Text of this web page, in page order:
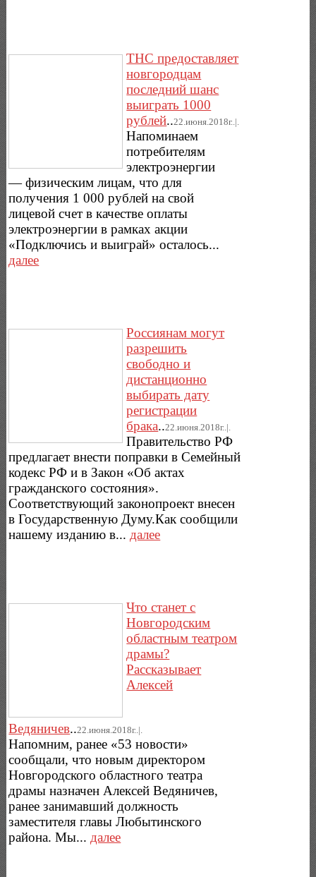
ТНС предоставляет
новгородцам
последний шанс
выиграть 1000
рублей..22.июня.2018г..|.
Напоминаем
потребителям
электроэнергии
— физическим лицам, что для
получения 1 000 рублей на свой
лицевой счет в качестве оплаты
электроэнергии в рамках акции
«Подключись и выиграй» осталось...
далее
Россиянам могут
разрешить
свободно и
дистанционно
выбирать дату
регистрации
брака..22.июня.2018г..|.
Правительство РФ
предлагает внести поправки в Семейный
кодекс РФ и в Закон «Об актах
гражданского состояния».
Соответствующий законопроект внесен
в Государственную Думу.Как сообщили
нашему изданию в... далее
Что станет с
Новгородским
областным театром
драмы?
Рассказывает
Алексей
Ведяничев..22.июня.2018г..|.
Напомним, ранее «53 новости»
сообщали, что новым директором
Новгородского областного театра
драмы назначен Алексей Ведяничев,
ранее занимавший должность
заместителя главы Любытинского
района. Мы...далее